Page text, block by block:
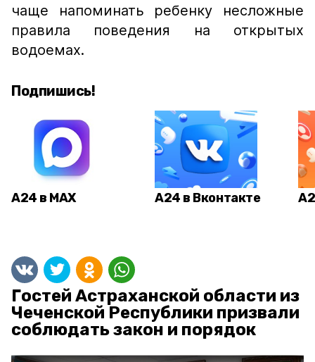
чаще напоминать ребенку несложные
правила поведения на открытых
водоемах.
Подпишись!
А24 в MAX А24 в Вконтакте
Гостей Астраханской области из
Чеченской Республики призвали
соблюдать закон и порядок